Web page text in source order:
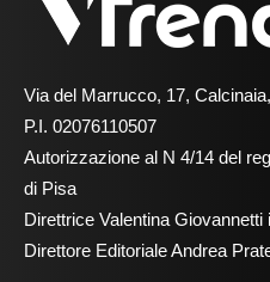
Via del Marrucco, 17,
P.I. 02076110507
Autorizzazione al N 4/14 del
di Pisa
Direttrice Valentina
Direttore Editoriale Andrea